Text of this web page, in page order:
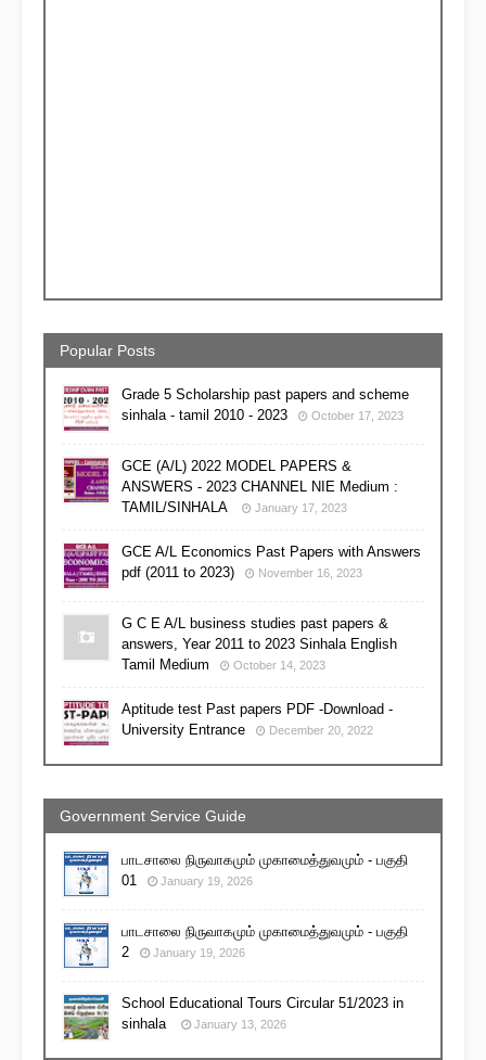
Popular Posts
Grade 5 Scholarship past papers and scheme
sinhala - tamil 2010 - 2023
October 17, 2023
GCE (A/L) 2022 MODEL PAPERS &
ANSWERS - 2023 CHANNEL NIE Medium :
TAMIL/SINHALA
January 17, 2023
GCE A/L Economics Past Papers with Answers
pdf (2011 to 2023)
November 16, 2023
G C E A/L business studies past papers &
answers, Year 2011 to 2023 Sinhala English
Tamil Medium
October 14, 2023
Aptitude test Past papers PDF -Download -
University Entrance
December 20, 2022
Government Service Guide
பாடசாலை நிருவாகமும் முகாமைத்துவமும் - பகுதி
01
January 19, 2026
பாடசாலை நிருவாகமும் முகாமைத்துவமும் - பகுதி
2
January 19, 2026
School Educational Tours Circular 51/2023 in
sinhala
January 13, 2026